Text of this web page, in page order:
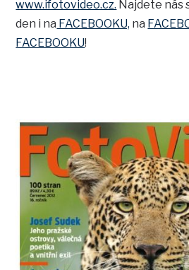
www.ifotovideo.cz. Najdete nás
den i na FACEBOOKU, na
FACEBOOKU!